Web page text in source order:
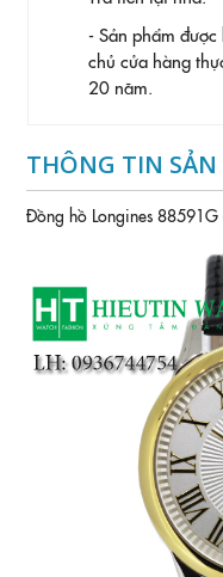
- Sản phẩm
chủ cửa hàng
20 năm.
THÔNG TIN SẢN
Đồng hồ Longines